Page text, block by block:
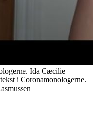
Ida Cæcilie
i Coronamonologerne.